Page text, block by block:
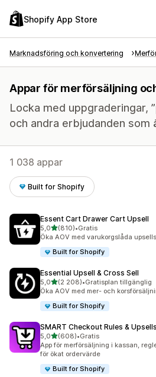
Shopify App Store
Marknadsföring och konvertering
Appar för merförsäljning
Locka med uppgraderingar,
och andra erbjudanden som
1 038 appar
Built for Shopify
Essent Cart Drawer Cart Upsell
5,0av 5 stjärnor
(810)
810 recensioner totalt
•Gratis
Öka AOV med varukorgslåda
Built for Shopify
Essential Upsell & Cross Sell
5,0av 5 stjärnor
(2 208)
2208 recensioner totalt
•Gratisplan tillgänglig
Öka AOV med mer- och
Built for Shopify
SMART Checkout Rules & Upsells
5,0av 5 stjärnor
(608)
608 recensioner totalt
•Gratis
App för merförsäljning i kassan,
för ökat ordervärde
Built for Shopify